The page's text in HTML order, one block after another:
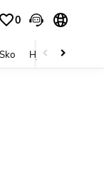
0
Sko Hjem Tekstiler